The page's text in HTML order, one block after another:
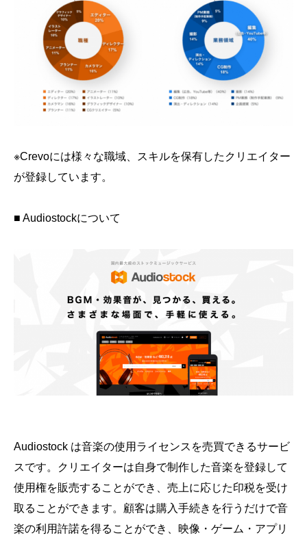
※Crevoには様々な職域、スキルを保有したクリエイター
が登録しています。
■ Audiostockについて
Audiostock は音楽の使用ライセンスを売買できるサービ
スです。クリエイターは自身で制作した音楽を登録して
使用権を販売することができ、売上に応じた印税を受け
取ることができます。顧客は購入手続きを行うだけで音
楽の利用許諾を得ることができ、映像・ゲーム・アプリ